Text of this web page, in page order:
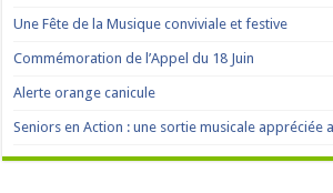
Une Fête de la Musique conviviale et festive
Commémoration de l’Appel du 18 Juin
Alerte orange canicule
Seniors en Action : une sortie musicale appréciée